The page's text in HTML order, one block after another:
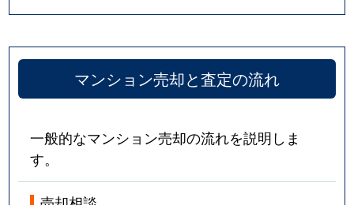
マンション売却と査定の流れ
一般的なマンション売却の流れを説明しま
す。